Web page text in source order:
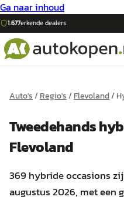
Ga naar inhoud
1.677erkende dealers
Auto's/Regio's/Flevoland/
Tweedehands
Flevoland
369 hybride occasions
augustus 2026, met een